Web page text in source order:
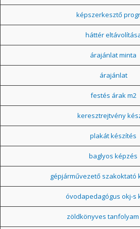
képszerkesztő
háttér
árajánlat minta
árajánlat
festés árak m2
keresztrejtvény
plakát készítés
baglyos képzés
gépjárművezető szakoktató
óvodapedagógus okj-s
zöldkönyves